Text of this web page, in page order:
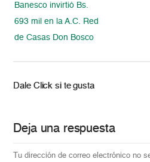
Banesco invirtió Bs.
693 mil en la A.C. Red
de Casas Don Bosco
Dale Click si te gusta
Deja una respuesta
Tu dirección de correo electrónico no